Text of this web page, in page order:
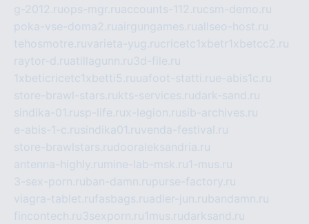
g-2012.ruops-mgr.ruaccounts-112.rucsm-demo.ru
poka-vse-doma2.ruairgungames.ruallseo-host.ru
tehosmotre.ruvarieta-yug.rucricetc1xbetr1xbetcc2.ru
raytor-d.ruatillagunn.ru3d-file.ru
1xbeticricetc1xbetti5.ruuafoot-statti.rue-abis1c.ru
store-brawl-stars.rukts-services.rudark-sand.ru
sindika-01.rusp-life.rux-legion.rusib-archives.ru
e-abis-1-c.rusindika01.ruvenda-festival.ru
store-brawlstars.rudooraleksandria.ru
antenna-highly.ru mine-lab-msk.ru1-mus.ru
3-sex-porn.ruban-damn.rupurse-factory.ru
viagra-tablet.rufasbags.ruadler-jun.rubandamn.ru
fincontech.ru3sexporn.ru1mus.rudarksand.ru